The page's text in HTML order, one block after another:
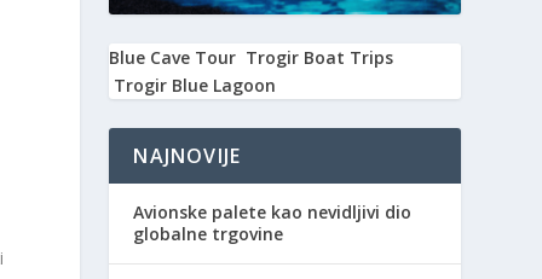
Blue Cave Tour Trogir Boat Trips
Trogir Blue Lagoon
NAJNOVIJE
Avionske palete kao nevidljivi dio
globalne trgovine